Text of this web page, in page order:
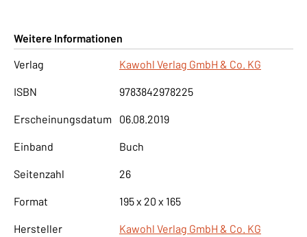
Weitere Informationen
Verlag
Kawohl Verlag GmbH & Co. KG
ISBN 9783842978225
Erscheinungsdatum 06.08.2019
Einband Buch
Seitenzahl 26
Format 195 x 20 x 165
Hersteller
Kawohl Verlag GmbH & Co. KG